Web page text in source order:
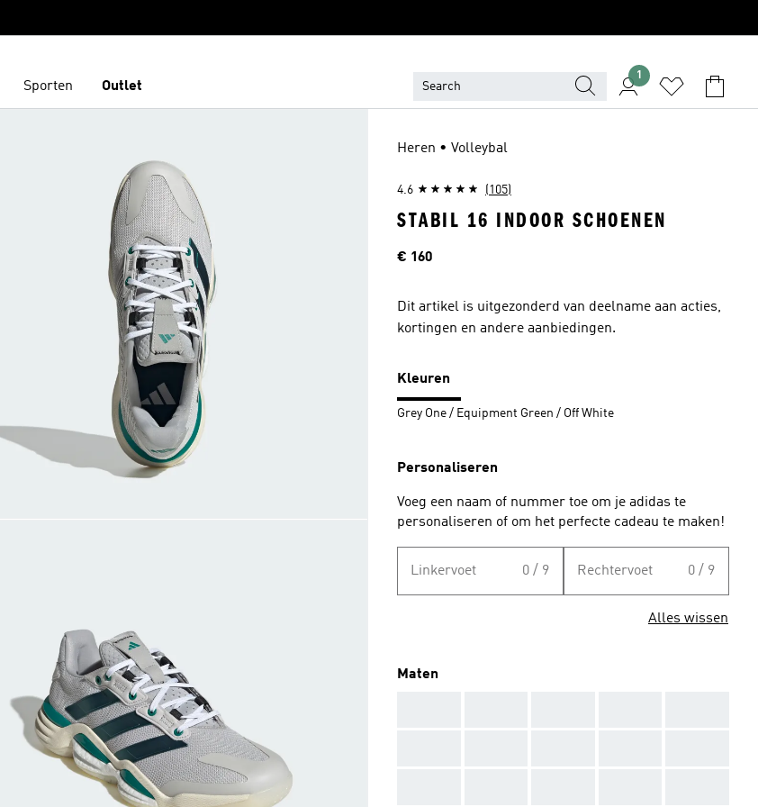
Sporten Outlet
1
Heren • Volleybal
4.6 (105)
STABIL 16 INDOOR SCHOENEN
Prijs
€ 160
Dit artikel is uitgezonderd van deelname aan acties,
kortingen en andere aanbiedingen.
Kleuren
Grey One / Equipment Green / Off White
Personaliseren
Voeg een naam of nummer toe om je adidas te
personaliseren of om het perfecte cadeau te maken!
Linkervoet 0 / 9 Rechtervoet 0 / 9
Alles wissen
Maten